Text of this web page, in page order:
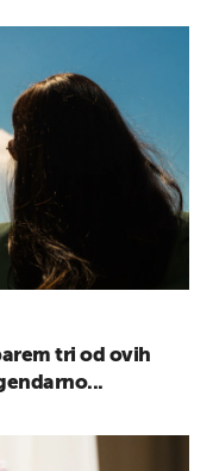
tri od ovih